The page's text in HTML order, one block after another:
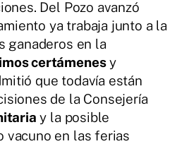
Del Pozo avanzó
ya trabaja junto a la
ganaderos en la
certámenesy
que todavía están
de la Consejería
y la posible
vacuno en las ferias